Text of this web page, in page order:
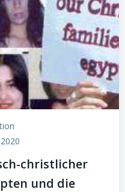
christlicher
und die